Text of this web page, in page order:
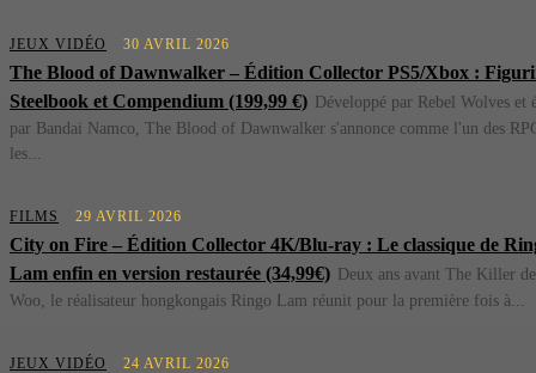
JEUX VIDÉO 30 AVRIL 2026
The Blood of Dawnwalker – Édition Collector PS5/Xbox :
Steelbook et Compendium (199,99 €) Développé par Rebel Wolves et
par Bandai Namco, The Blood of Dawnwalker s'annonce comme l'un des
les...
FILMS 29 AVRIL 2026
City on Fire – Édition Collector 4K/Blu-ray : Le classique de
Lam enfin en version restaurée (34,99€) Deux ans avant The Killer
Woo, le réalisateur hongkongais Ringo Lam réunit pour la première fois à...
JEUX VIDÉO 24 AVRIL 2026